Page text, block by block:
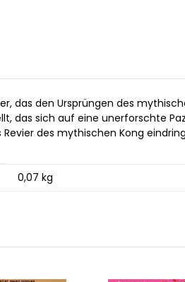
das den Ursprüngen des
das sich auf eine unerforschte
des mythischen Kong
0,07 kg